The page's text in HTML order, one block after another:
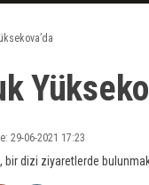
29-06-2021 17:23